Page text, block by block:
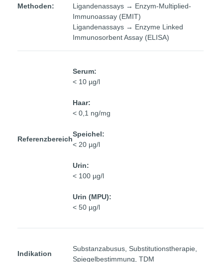
Methoden:
Ligandenassays → Enzym-Multiplied-
Immunoassay (EMIT)
Ligandenassays → Enzyme Linked
Immunosorbent Assay (ELISA)
Referenzbereich
Serum:
< 10 µg/l
Haar:
< 0,1 ng/mg
Speichel:
< 20 µg/l
Urin:
< 100 µg/l
Urin (MPU):
< 50 µg/l
Indikation
Substanzabusus, Substitutionstherapie,
Spiegelbestimmung, TDM